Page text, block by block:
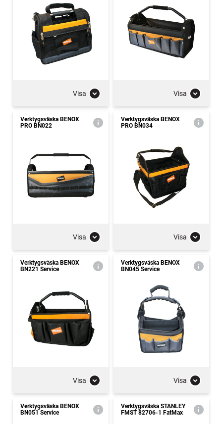
Visa Visa
Verktygsväska BENOX
PRO BN022
Visa
Verktygsväska BENOX
PRO BN034
Visa
Verktygsväska BENOX
BN221 Service
Visa
Verktygsväska BENOX
BN045 Service
Visa
Verktygsväska BENOX
BN051 Service
Verktygsväska STANLEY
FMST 82706-1 FatMax